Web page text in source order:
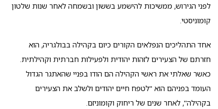
לפני הגירוש, ממשיכות להישמע בששון ובשמחה לאחר שנות שלטון
קומוניסטי.
אחד התהליכים הנפלאים הקורים כיום בקהילה בבולגריה, הוא
חזרתם של הצעירים לזהות יהודית ולפעילות חברתית וקהילתית.
כאשר שאלתי את ראשי הקהילה הם הודו בפניי שהאתגר הגדול
העומד בפניהם הוא "לטפח חיים יהודים ולשלב את הצעירים
בקהילה", לאחר שנים של ריחוק וקומוניזם.